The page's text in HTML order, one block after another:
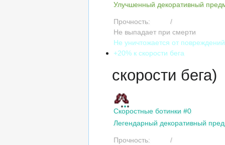
Улучшенный декоративный
Прочность: /
Не выпадает при смерти
Не уничтожается от повреждений
+20% к скорости бега
скорости бега)
Скоростные ботинки #0
Легендарный декоративный
Прочность: /